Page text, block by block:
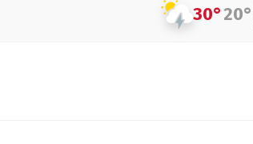
30°20°